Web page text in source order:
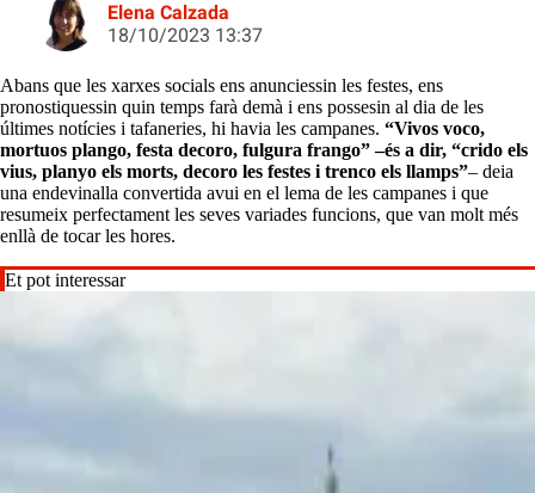
Elena Calzada
18/10/2023 13:37
Abans que les xarxes socials ens anunciessin les festes, ens
pronostiquessin quin temps farà demà i ens possesin al dia de les
últimes notícies i tafaneries, hi havia les campanes. “Vivos voco,
mortuos plango, festa decoro, fulgura frango” –és a dir, “crido els
vius, planyo els morts, decoro les festes i trenco els llamps”– deia
una endevinalla convertida avui en el lema de les campanes i que
resumeix perfectament les seves variades funcions, que van molt més
enllà de tocar les hores.
Et pot interessar